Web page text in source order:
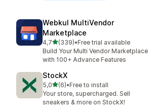
Webkul MultiVendor
Marketplace
4,75 yıldız üzerinden
(339)
toplam 339 değerlendirme
•Free trial available
Build Your Multi Vendor Marketplace
with 100+ Advance Features
StockX
5,05 yıldız üzerinden
(6)
toplam 6 değerlendirme
•Free to install
Your store, supercharged. Sell
sneakers & more on StockX!